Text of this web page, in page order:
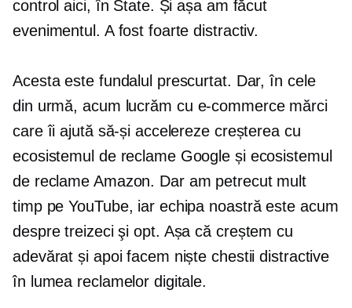
control aici, în State. Și așa am făcut
evenimentul. A fost foarte distractiv.
Acesta este fundalul prescurtat. Dar, în cele
din urmă, acum lucrăm cu e-commercemărci
care îi ajută să-și accelereze creșterea cu
ecosistemul de reclame Google și ecosistemul
de reclame Amazon. Dar am petrecut mult
timp pe YouTube, iar echipa noastră este acum
despretreizeci şi opt. Așa că creștem cu
adevărat și apoi facem niște chestii distractive
în lumea reclamelor digitale.